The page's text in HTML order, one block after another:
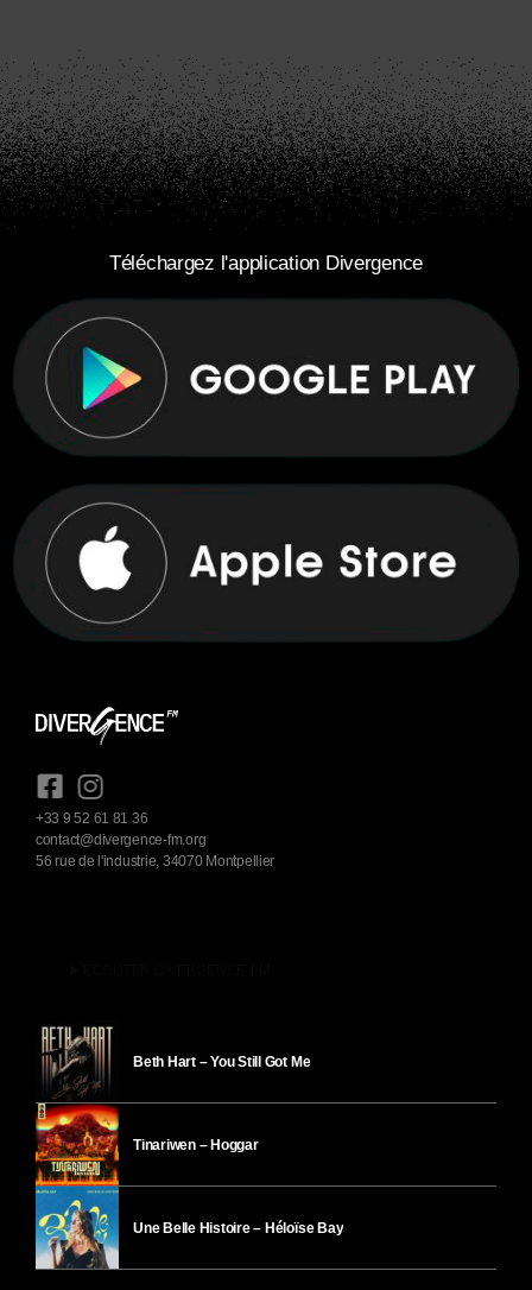
Téléchargez l'application Divergence
+33 9 52 61 81 36
contact@divergence-fm.org
56 rue de l'industrie, 34070 Montpellier
Beth Hart – You Still Got Me
Tinariwen – Hoggar
Une Belle Histoire – Héloïse Bay